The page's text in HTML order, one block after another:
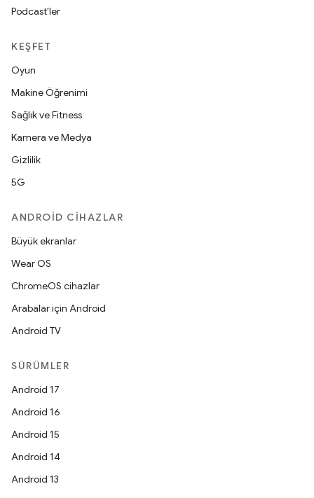
Podcast'ler
KEŞFET
Oyun
Makine Öğrenimi
Sağlık ve Fitness
Kamera ve Medya
Gizlilik
5G
ANDROID CIHAZLAR
Büyük ekranlar
Wear OS
ChromeOS cihazlar
Arabalar için Android
Android TV
SÜRÜMLER
Android 17
Android 16
Android 15
Android 14
Android 13